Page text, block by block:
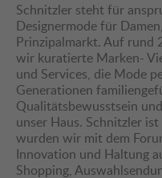
Schnitzler steht für
Designermode für
Prinzipalmarkt. Auf rund
wir kuratierte Marken-
und Services, die Mode
Generationen
Qualitätsbewusstsein
unser Haus. Schnitzler
wurden wir mit dem
Innovation und Haltung
Shopping,